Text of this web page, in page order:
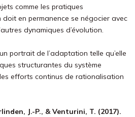
comme les pratiques
en permanence se négocier avec
dynamiques d’évolution.
portrait de l’adaptation telle qu’elle
structurantes du système
efforts continus de rationalisation
J.-P., & Venturini, T. (2017).